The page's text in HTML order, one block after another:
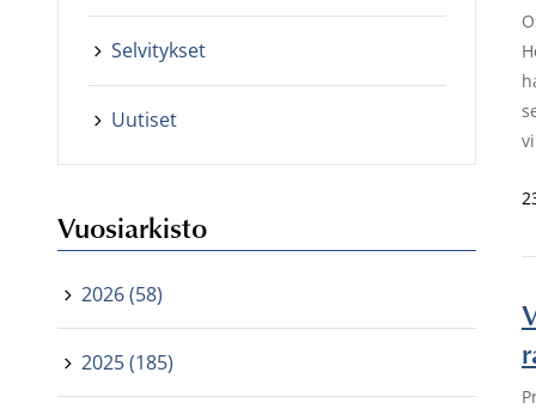
Selvitykset
Uutiset
Vuosiarkisto
2026 (58)
2025 (185)